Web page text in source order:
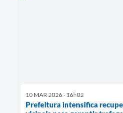
10 MAR 2026 - 16h02
Prefeitura intensifica